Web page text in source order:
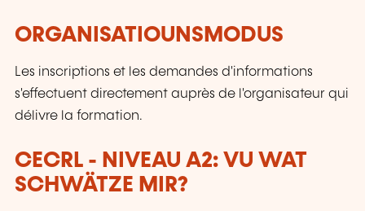
ORGANISATIOUNSMODUS
Les inscriptions et les demandes d'informations
s'effectuent directement auprès de l'organisateur qui
délivre la formation.
CECRL - NIVEAU A2: VU WAT
SCHWÄTZE MIR?